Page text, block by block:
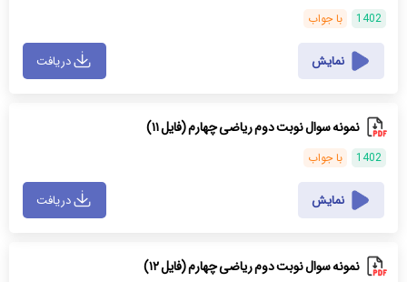
1402 با جواب
نمایش دریافت
نمونه سوال نوبت دوم ریاضی چهارم (فایل ۱۱)
1402 با جواب
نمایش دریافت
نمونه سوال نوبت دوم ریاضی چهارم (فایل ۱۲)